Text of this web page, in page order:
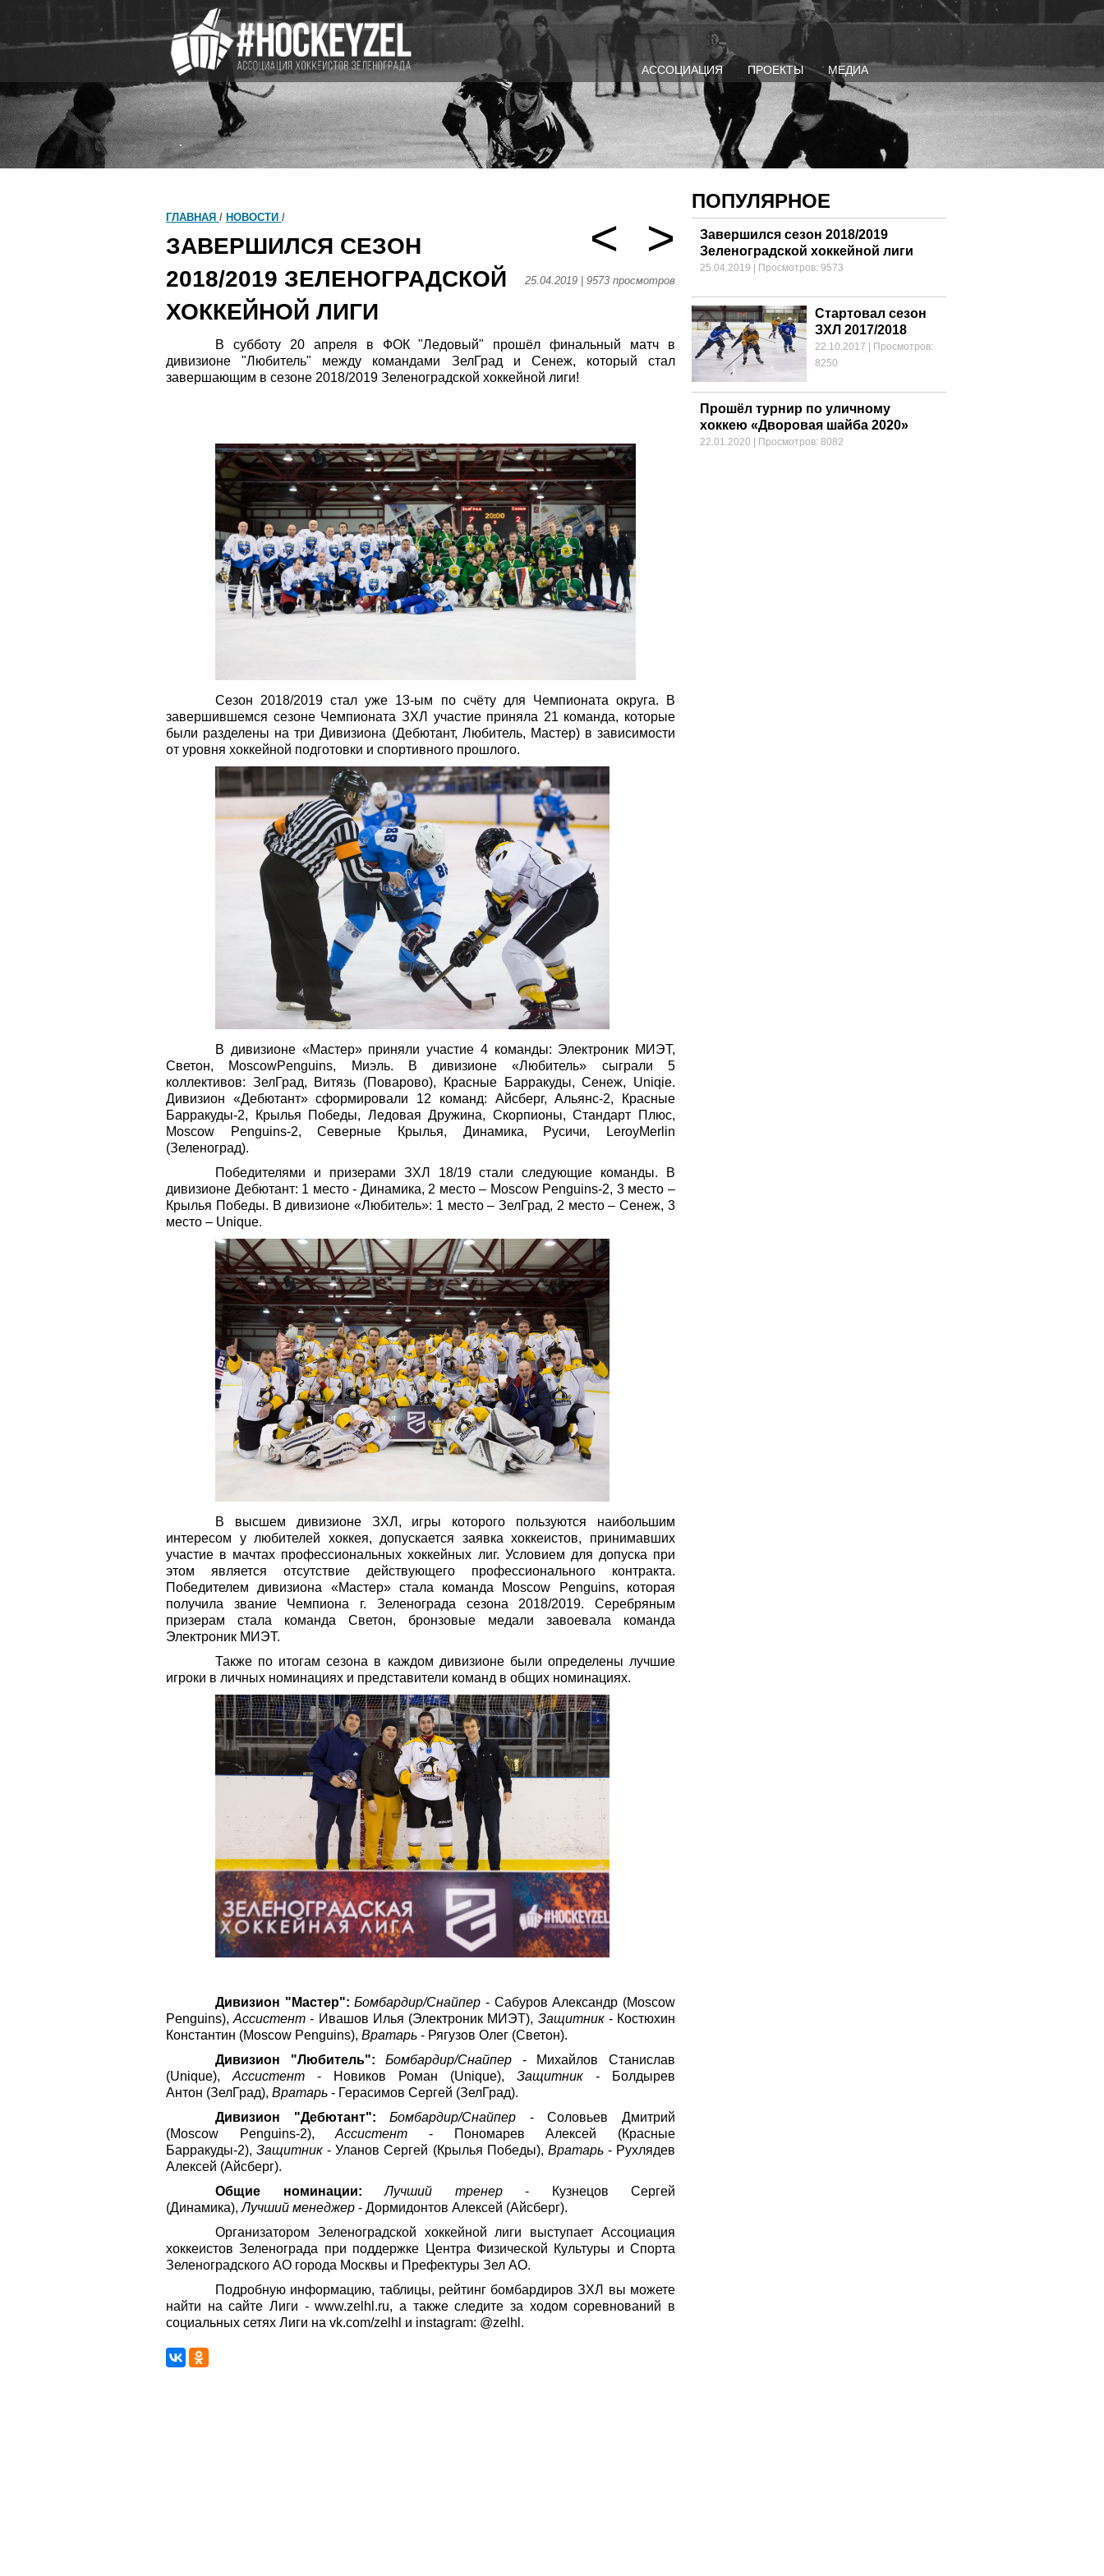
АССОЦИАЦИЯ ПРОЕКТЫ МЕДИА
ПОПУЛЯРНОЕ
Завершился сезон 2018/2019
Зеленоградской хоккейной лиги
25.04.2019 Просмотров: 9573
Стартовал сезон
ЗХЛ 2017/2018
22.10.2017
Просмотров:
8250
Прошёл турнир по уличному
хоккею «Дворовая шайба 2020»
22.01.2020 Просмотров: 8082
ГЛАВНАЯ / НОВОСТИ /
ЗАВЕРШИЛСЯ СЕЗОН
2018/2019 ЗЕЛЕНОГРАДСКОЙ
ХОККЕЙНОЙ ЛИГИ
< >
25.04.2019 | 9573 просмотров
В субботу 20 апреля в ФОК "Ледовый" прошёл финальный матч в
дивизионе "Любитель" между командами ЗелГрад и Сенеж, который стал
завершающим в сезоне 2018/2019 Зеленоградской хоккейной лиги!
Сезон 2018/2019 стал уже 13-ым по счёту для Чемпионата округа. В
завершившемся сезоне Чемпионата ЗХЛ участие приняла 21 команда, которые
были разделены на три Дивизиона (Дебютант, Любитель, Мастер) в зависимости
от уровня хоккейной подготовки и спортивного прошлого.
В дивизионе «Мастер» приняли участие 4 команды: Электроник МИЭТ,
Светон,
MoscowPenguins, Миэль. В дивизионе «Любитель» сыграли 5
коллективов: ЗелГрад, Витязь (Поварово), Красные Барракуды, Сенеж, Uniqie.
Дивизион «Дебютант» сформировали 12 команд: Айсберг, Альянс-2, Красные
Барракуды-2, Крылья Победы, Ледовая Дружина, Скорпионы, Стандарт Плюс,
Moscow Penguins-2, Северные Крылья, Динамика, Русичи,
LeroyMerlin
(Зеленоград).
Победителями и призерами ЗХЛ 18/19 стали следующие команды. В
дивизионе Дебютант: 1 место - Динамика, 2 место – Moscow Penguins-2, 3 место –
Крылья Победы. В дивизионе «Любитель»: 1 место – ЗелГрад, 2 место – Сенеж, 3
место – Unique.
В высшем дивизионе ЗХЛ, игры которого пользуются наибольшим
интересом у любителей хоккея, допускается заявка хоккеистов, принимавших
участие в мачтах профессиональных хоккейных лиг. Условием для допуска при
этом является отсутствие действующего профессионального контракта.
Победителем дивизиона «Мастер» стала команда Moscow Penguins, которая
получила звание Чемпиона г. Зеленограда сезона 2018/2019. Серебряным
призерам стала команда Светон, бронзовые медали завоевала команда
Электроник МИЭТ.
Также по итогам сезона в каждом дивизионе были определены лучшие
игроки в личных номинациях и представители команд в общих номинациях.
Дивизион "Мастер":Бомбардир/Снайпер - Сабуров Александр (Moscow
Penguins),Ассистент - Ивашов Илья (Электроник МИЭТ), Защитник- Костюхин
Константин (Moscow Penguins), Вратарь - Рягузов Олег (Светон).
Дивизион "Любитель":Бомбардир/Снайпер - Михайлов Станислав
(Unique), Ассистент - Новиков Роман (Unique), Защитник - Болдырев
Антон (ЗелГрад), Вратарь - Герасимов Сергей (ЗелГрад).
Дивизион "Дебютант":Бомбардир/Снайпер - Соловьев Дмитрий
(Moscow Penguins-2),Ассистент - Пономарев Алексей (Красные
Барракуды-2),Защитник - Уланов Сергей (Крылья Победы), Вратарь- Рухлядев
Алексей (Айсберг).
Общие номинации:Лучший тренер- Кузнецов Сергей
(Динамика),Лучший менеджер - Дормидонтов Алексей (Айсберг).
Организатором Зеленоградской хоккейной лиги выступает Ассоциация
хоккеистов Зеленограда при поддержке Центра Физической Культуры и Спорта
Зеленоградского АО города Москвы и Префектуры Зел АО.
Подробную информацию, таблицы, рейтинг бомбардиров ЗХЛ вы можете
найти на сайте Лиги - www.zelhl.ru, а также следите за ходом соревнований в
социальных сетях Лиги на vk.com/zelhl и instagram: @zelhl.